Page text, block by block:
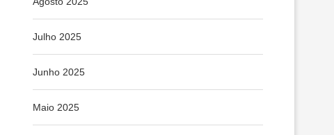
Julho 2025
Junho 2025
Maio 2025